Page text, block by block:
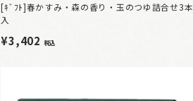
[ｷﾞﾌﾄ]春かすみ・森の香り・玉のつゆ詰合せ3本
入
¥3,402 税込